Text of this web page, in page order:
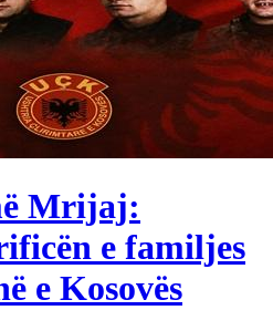
Mrijaj:
e familjes
e Kosovës